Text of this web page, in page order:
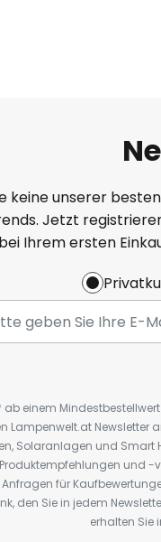
keine unserer
Jetzt
Ihrem ersten
ab einem
Lampenwelt.at
Solaranlagen und
und
für
den Sie in jedem
erhalten Sie